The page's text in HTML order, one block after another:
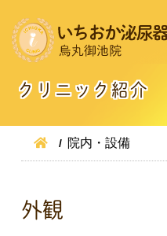
クリニック紹介
院内・設備
外観